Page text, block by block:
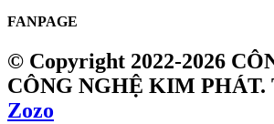
FANPAGE
© Copyright 2022-2026
CÔNG NGHỆ KIM PHÁT.
Zozo